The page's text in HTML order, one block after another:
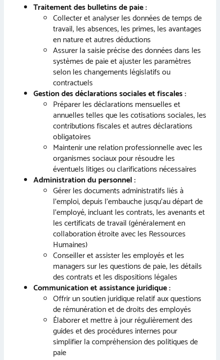
Traitement des bulletins de paie :
Collecter et analyser les données de temps de
travail, les absences, les primes, les avantages
en nature et autres déductions
Assurer la saisie précise des données dans les
systèmes de paie et ajuster les paramètres
selon les changements législatifs ou
contractuels
Gestion des déclarations sociales et fiscales :
Préparer les déclarations mensuelles et
annuelles telles que les cotisations sociales, les
contributions fiscales et autres déclarations
obligatoires
Maintenir une relation professionnelle avec les
organismes sociaux pour résoudre les
éventuels litiges ou clarifications nécessaires
Administration du personnel :
Gérer les documents administratifs liés à
l’emploi, depuis l’embauche jusqu’au départ de
l’employé, incluant les contrats, les avenants et
les certificats de travail (généralement en
collaboration étroite avec les Ressources
Humaines)
Conseiller et assister les employés et les
managers sur les questions de paie, les détails
des contrats et les dispositions légales
Communication et assistance juridique :
Offrir un soutien juridique relatif aux questions
de rémunération et de droits des employés
Élaborer et mettre à jour régulièrement des
guides et des procédures internes pour
simplifier la compréhension des politiques de
paie